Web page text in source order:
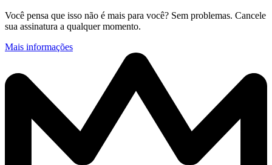
Você pensa que isso não é mais para você? Sem problemas. Cancele
sua assinatura a qualquer momento.
Mais informações